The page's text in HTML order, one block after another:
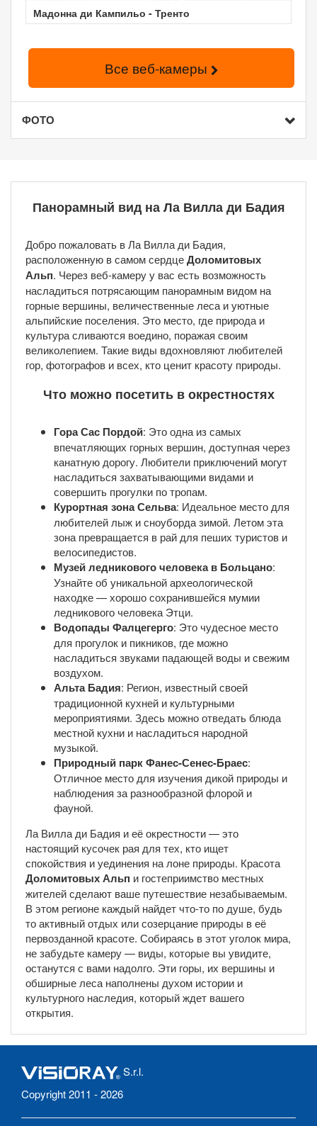
Мадонна ди Кампильо - Тренто
Все веб-камеры
ФОТО
Панорамный вид на Ла Вилла ди Бадия
Добро пожаловать в Ла Вилла ди Бадия,
расположенную в самом сердцеДоломитовых
Альп. Через веб-камеру у вас есть возможность
насладиться потрясающим панорамным видом на
горные вершины, величественные леса и уютные
альпийские поселения. Это место, где природа и
культура сливаются воедино, поражая своим
великолепием. Такие виды вдохновляют любителей
гор, фотографов и всех, кто ценит красоту природы.
Что можно посетить в окрестностях
Гора Сас Пордой: Это одна из самых
впечатляющих горных вершин, доступная через
канатную дорогу. Любители приключений могут
насладиться захватывающими видами и
совершить прогулки по тропам.
Курортная зона Сельва: Идеальное место для
любителей лыж и сноуборда зимой. Летом эта
зона превращается в рай для пеших туристов и
велосипедистов.
Музей ледникового человека в Больцано:
Узнайте об уникальной археологической
находке — хорошо сохранившейся мумии
ледникового человека Этци.
Водопады Фалцегерго: Это чудесное место
для прогулок и пикников, где можно
насладиться звуками падающей воды и свежим
воздухом.
Альта Бадия: Регион, известный своей
традиционной кухней и культурными
мероприятиями. Здесь можно отведать блюда
местной кухни и насладиться народной
музыкой.
Природный парк Фанес-Сенес-Браес:
Отличное место для изучения дикой природы и
наблюдения за разнообразной флорой и
фауной.
Ла Вилла ди Бадия и её окрестности — это
настоящий кусочек рая для тех, кто ищет
спокойствия и уединения на лоне природы. Красота
Доломитовых Альп и гостеприимство местных
жителей сделают ваше путешествие незабываемым.
В этом регионе каждый найдет что-то по душе, будь
то активный отдых или созерцание природы в её
первозданной красоте. Собираясь в этот уголок мира,
не забудьте камеру — виды, которые вы увидите,
останутся с вами надолго. Эти горы, их вершины и
обширные леса наполнены духом истории и
культурного наследия, который ждет вашего
открытия.
S.r.l.
Copyright 2011 - 2026